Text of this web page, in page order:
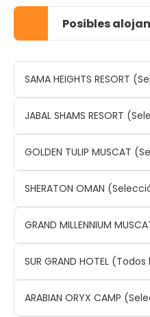
Posibles
SAMA HEIGHTS RESORT
JABAL SHAMS RESORT
GOLDEN TULIP MUSCAT
SHERATON OMAN
GRAND MILLENNIUM
SUR GRAND HOTEL
ARABIAN ORYX CAMP